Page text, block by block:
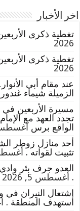
اخر الأخبار
تغطية ذكرى
2026
تغطية ذكرى
2026
عند مقام أبي
الزميلة شيماء غندور
مسيرة الأربعين
تجدد العهد مع
الواقع برس أغسطس 6,
أحد منازل زوطر
تثبيت لقواته . أغسطس 5,
العدو جرف بئر
. أغسطس 5, 2026
إشتعال النيران
استهدف المنطقة .